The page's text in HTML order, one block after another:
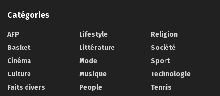
Catégories
AFP
Basket
Cinéma
Culture
Faits divers
Lifestyle
Littérature
Mode
Musique
People
Religion
Société
Sport
Technologie
Tennis